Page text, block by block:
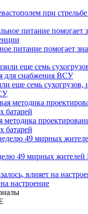
при
питание помогает
еще семь сухогрузов,
методика
батарей
49 мирных жителей
настроение